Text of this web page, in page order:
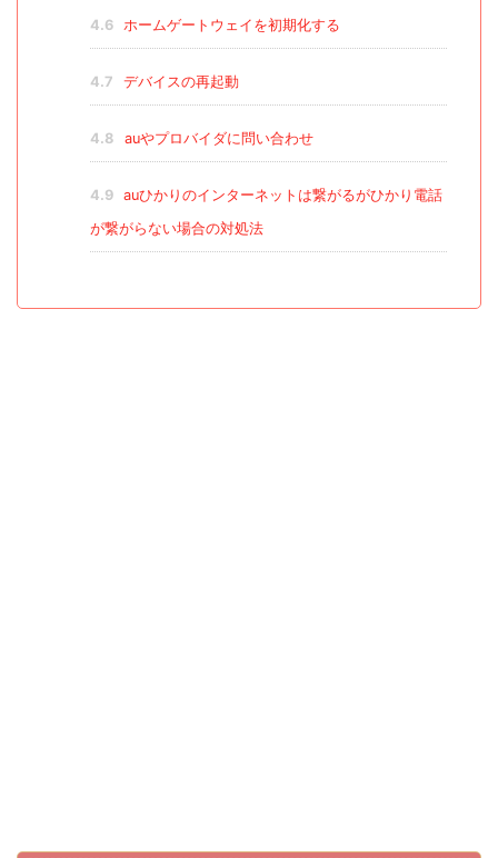
4.6 ホームゲートウェイを初期化する
4.7 デバイスの再起動
4.8 auやプロバイダに問い合わせ
4.9
auひかりのインターネットは繋がるがひかり電話
が繋がらない場合の対処法